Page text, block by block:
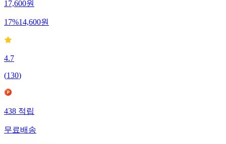
17,600원
17%14,600원
4.7
(130)
438적립
무료배송